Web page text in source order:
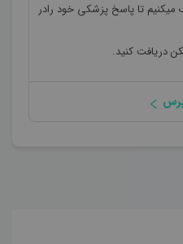
تا پاسخ پزشکی خود رادر
دریافت کنید.